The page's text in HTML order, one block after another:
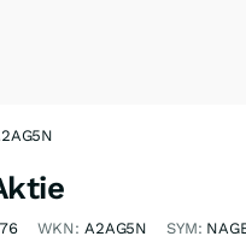
WKN: A2AG5N SYM: